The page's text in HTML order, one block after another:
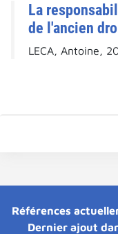
La
de l'ancien
LECA, Antoine,
Références
Dernier ajout